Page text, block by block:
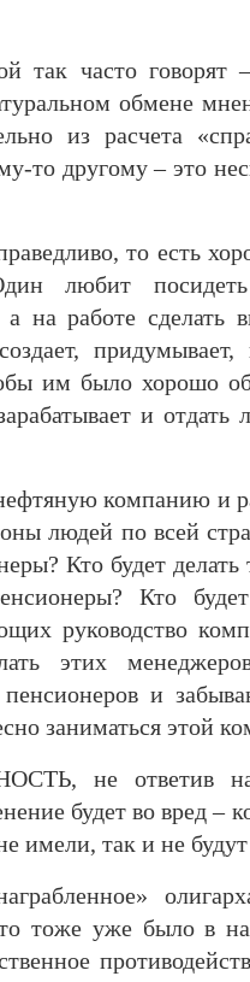
так часто
обмене
из расчета
то другому – это
то есть
любит
на работе сделать
придумывает,
им было хорошо
и отдать
компанию и
людей по всей
Кто будет делать
Кто
руководство
этих
и
заниматься этой
не ответив на
будет во вред –
имели, так и не
тоже уже было в